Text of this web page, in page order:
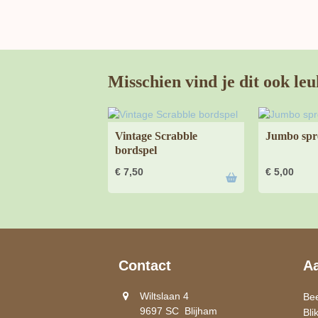
Misschien vind je dit ook
Vintage Scrabble
bordspel
€ 7,50
Jumbo
€ 5,00
Contact
Wiltslaan 4
9697 SC Blijham